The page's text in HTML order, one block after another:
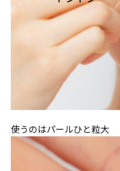
使うのはパールひと粒大